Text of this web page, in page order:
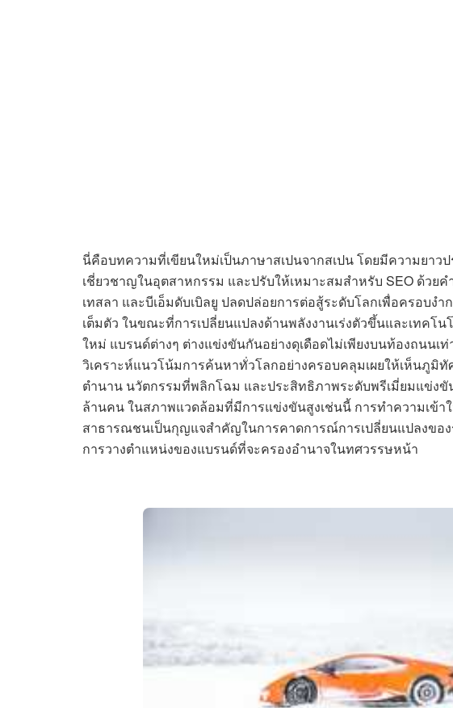
นี่คือบทความที่เขียนใหม่เป็นภาษาสเปนจากสเปน โดยมีความยาว
เชี่ยวชาญในอุตสาหกรรม และปรับให้เหมาะสมสำหรับ SEO ด้วยค
เทสลา และบีเอ็มดับเบิลยู ปลดปล่อยการต่อสู้ระดับโลกเพื่อครอบง
เต็มตัว ในขณะที่การเปลี่ยนแปลงด้านพลังงานเร่งตัวขึ้นและเทคโ
ใหม่ แบรนด์ต่างๆ ต่างแข่งขันกันอย่างดุเดือดไม่เพียงบนท้องถนนเ
วิเคราะห์แนวโน้มการค้นหาทั่วโลกอย่างครอบคลุมเผยให้เห็นภูมิ
ตำนาน นวัตกรรมที่พลิกโฉม และประสิทธิภาพระดับพรีเมี่ยมแข่ง
ล้านคน ในสภาพแวดล้อมที่มีการแข่งขันสูงเช่นนี้ การทำความเข้า
สาธารณชนเป็นกุญแจสำคัญในการคาดการณ์การเปลี่ยนแปลงขอ
การวางตำแหน่งของแบรนด์ที่จะครองอำนาจในทศวรรษหน้า